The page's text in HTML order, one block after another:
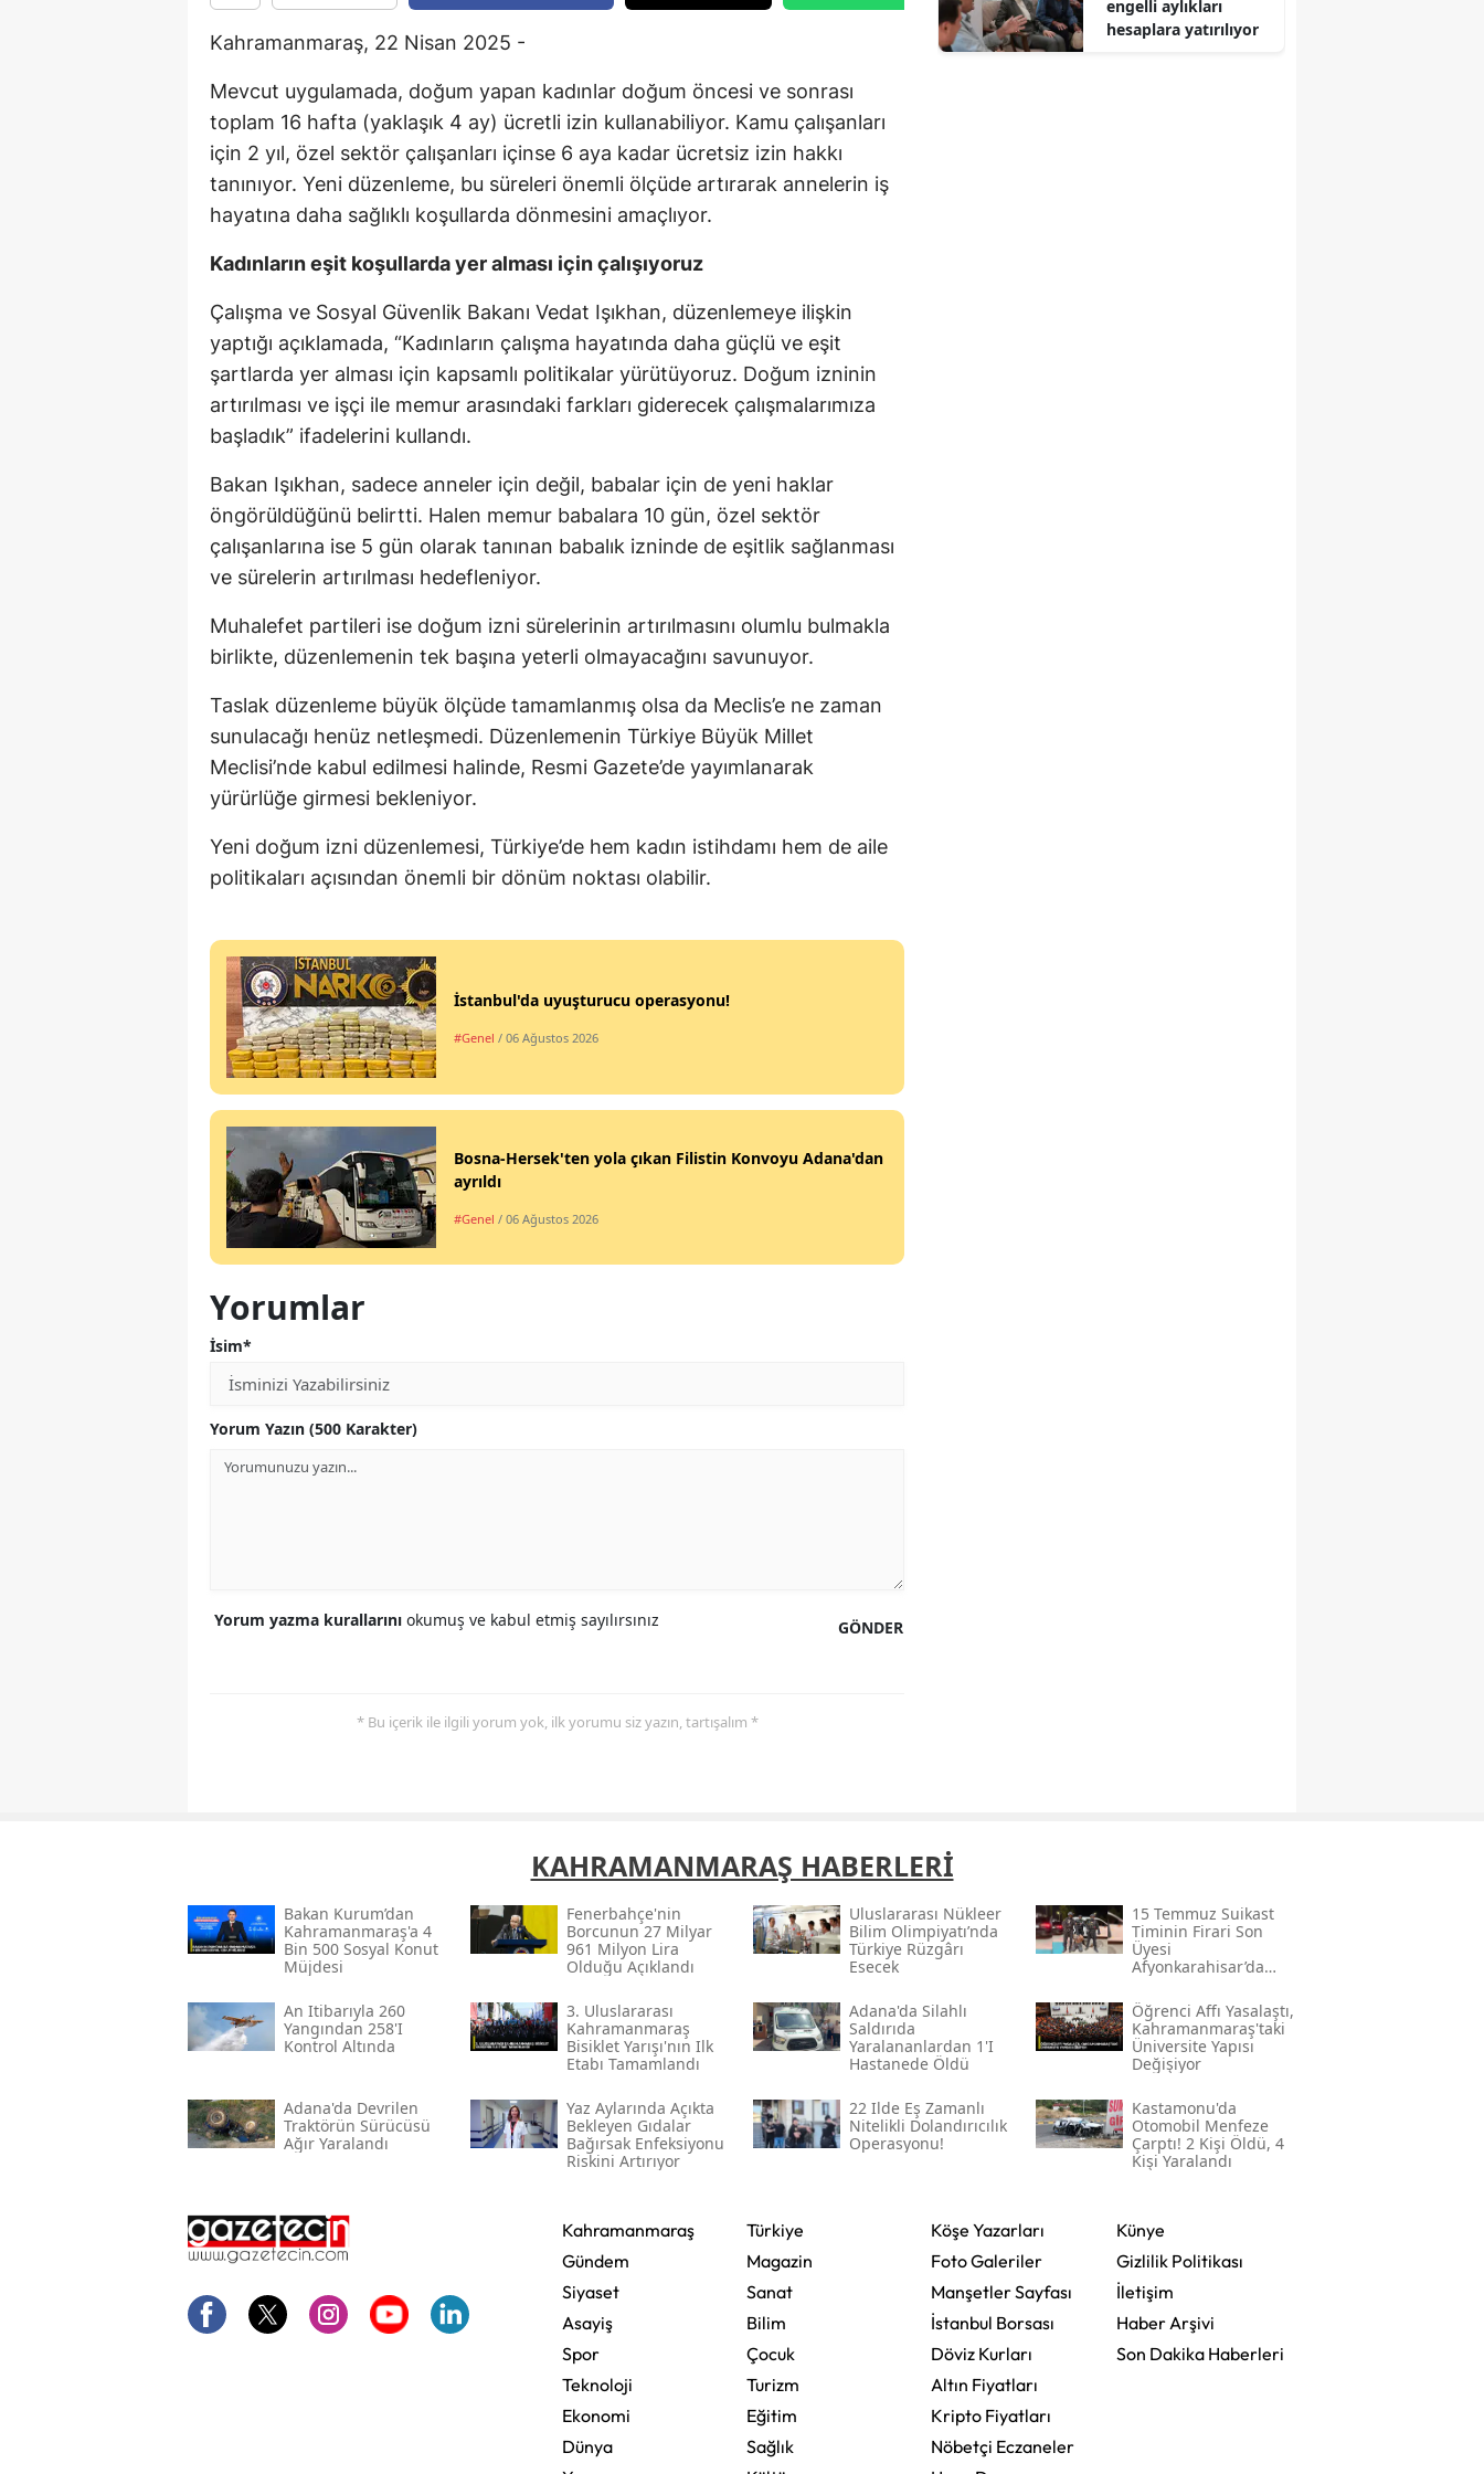
Erzincan
Erzurum
Eskişehir
Giresun
Gümüşhane
Hakkari
Isparta
Mersin
Kars
Kastamonu
Kayseri
Kırşehir
Kocaeli
Kahramanmaraş
Mardin
Şanlıurfa
Uşak
Van
Zonguldak
Aksaray
Bayburt
Kırıkkale
Kahramanmaraş, 22 Nisan 2025 -
Mevcut uygulamada, doğum yapan kadınlar doğum öncesi ve sonrası
toplam 16 hafta (yaklaşık 4 ay) ücretli izin kullanabiliyor. Kamu çalışanları
için 2 yıl, özel sektör çalışanları içinse 6 aya kadar ücretsiz izin hakkı
tanınıyor. Yeni düzenleme, bu süreleri önemli ölçüde artırarak annelerin iş
hayatına daha sağlıklı koşullarda dönmesini amaçlıyor.
Kadınların eşit koşullarda yer alması için çalışıyoruz
Çalışma ve Sosyal Güvenlik Bakanı Vedat Işıkhan, düzenlemeye ilişkin
yaptığı açıklamada, “Kadınların çalışma hayatında daha güçlü ve eşit
şartlarda yer alması için kapsamlı politikalar yürütüyoruz. Doğum izninin
artırılması ve işçi ile memur arasındaki farkları giderecek çalışmalarımıza
başladık” ifadelerini kullandı.
Bakan Işıkhan, sadece anneler için değil, babalar için de yeni haklar
öngörüldüğünü belirtti. Halen memur babalara 10 gün, özel sektör
çalışanlarına ise 5 gün olarak tanınan babalık izninde de eşitlik sağlanması
ve sürelerin artırılması hedefleniyor.
Muhalefet partileri ise doğum izni sürelerinin artırılmasını olumlu bulmakla
birlikte, düzenlemenin tek başına yeterli olmayacağını savunuyor.
Taslak düzenleme büyük ölçüde tamamlanmış olsa da Meclis’e ne zaman
sunulacağı henüz netleşmedi. Düzenlemenin Türkiye Büyük Millet
Meclisi’nde kabul edilmesi halinde, Resmi Gazete’de yayımlanarak
yürürlüğe girmesi bekleniyor.
Yeni doğum izni düzenlemesi, Türkiye’de hem kadın istihdamı hem de aile
politikaları açısından önemli bir dönüm noktası olabilir.
İstanbul'da uyuşturucu operasyonu!
#Genel / 06 Ağustos 2026
Bosna-Hersek'ten yola çıkan Filistin Konvoyu Adana'dan
ayrıldı
#Genel / 06 Ağustos 2026
Yorumlar
İsim*
Yorum Yazın (500 Karakter)
GÖNDER
Yorum yazma kurallarını okumuş ve kabul etmiş sayılırsınız
* Bu içerik ile ilgili yorum yok, ilk yorumu siz yazın, tartışalım *
engelli aylıkları
hesaplara yatırılıyor
KAHRAMANMARAŞ HABERLERİ
Bakan Kurum’dan
Kahramanmaraş'a 4
Bin 500 Sosyal Konut
Müjdesi
Fenerbahçe'nin
Borcunun 27 Milyar
961 Milyon Lira
Olduğu Açıklandı
Uluslararası Nükleer
Bilim Olimpiyatı’nda
Türkiye Rüzgârı
Esecek
15 Temmuz Suikast
Timinin Firari Son
Üyesi
Afyonkarahisar’da
An Itibarıyla 260
Yangından 258'i
Kontrol Altında
3. Uluslararası
Kahramanmaraş
Bisiklet Yarışı'nın Ilk
Etabı Tamamlandı
Adana'da Silahlı
Saldırıda
Yaralananlardan 1'i
Hastanede Öldü
Öğrenci Affı Yasalaştı,
Kahramanmaraş'taki
Üniversite Yapısı
Değişiyor
Adana'da Devrilen
Traktörün Sürücüsü
Ağır Yaralandı
Yaz Aylarında Açıkta
Bekleyen Gıdalar
Bağırsak Enfeksiyonu
Riskini Artırıyor
22 Ilde Eş Zamanlı
Nitelikli Dolandırıcılık
Operasyonu!
Kastamonu'da
Otomobil Menfeze
Çarptı! 2 Kişi Öldü, 4
Kişi Yaralandı
Kahramanmaraş
Gündem
Siyaset
Asayiş
Spor
Teknoloji
Ekonomi
Dünya
Türkiye
Magazin
Sanat
Bilim
Çocuk
Turizm
Eğitim
Sağlık
Köşe Yazarları
Foto Galeriler
Manşetler Sayfası
İstanbul Borsası
Döviz Kurları
Altın Fiyatları
Kripto Fiyatları
Nöbetçi Eczaneler
Künye
Gizlilik Politikası
İletişim
Haber Arşivi
Son Dakika Haberleri